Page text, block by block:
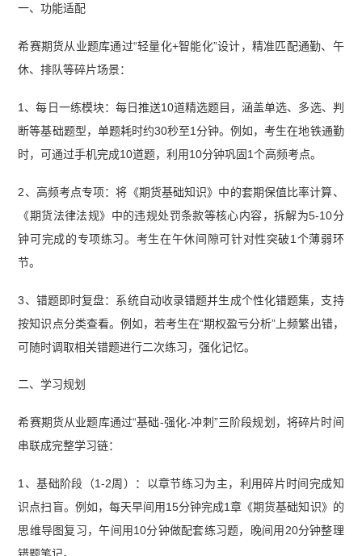
一、功能适配
希赛期货从业题库通过“轻量化+智能化”设计，精准匹配通勤、午
休、排队等碎片场景：
1、每日一练模块：每日推送10道精选题目，涵盖单选、多选、判
断等基础题型，单题耗时约30秒至1分钟。例如，考生在地铁通勤
时，可通过手机完成10道题，利用10分钟巩固1个高频考点。
2、高频考点专项：将《期货基础知识》中的套期保值比率计算、
《期货法律法规》中的违规处罚条款等核心内容，拆解为5-10分
钟可完成的专项练习。考生在午休间隙可针对性突破1个薄弱环
节。
3、错题即时复盘：系统自动收录错题并生成个性化错题集，支持
按知识点分类查看。例如，若考生在“期权盈亏分析”上频繁出错，
可随时调取相关错题进行二次练习，强化记忆。
二、学习规划
希赛期货从业题库通过“基础-强化-冲刺”三阶段规划，将碎片时间
串联成完整学习链：
1、基础阶段（1-2周）：以章节练习为主，利用碎片时间完成知
识点扫盲。例如，每天早间用15分钟完成1章《期货基础知识》的
思维导图复习，午间用10分钟做配套练习题，晚间用20分钟整理